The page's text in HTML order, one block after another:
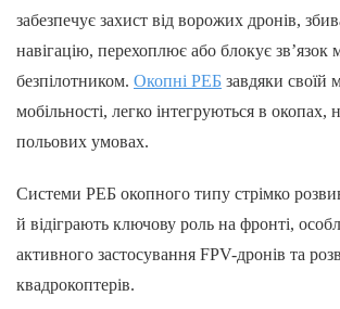
забезпечує захист від ворожих дронів,
навігацію, перехоплює або блокує зв’язок
безпілотником. Окопні РЕБ завдяки своїй
мобільності, легко інтегруються в окопах,
польових умовах.
Системи РЕБ окопного типу стрімко
й відіграють ключову роль на фронті,
активного застосування FPV-дронів та
квадрокоптерів.